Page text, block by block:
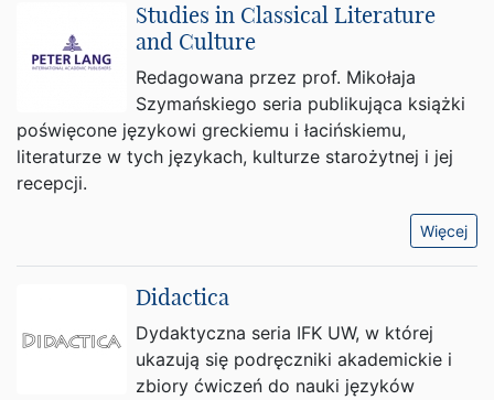
Studies in Classical Literature
and Culture
Redagowana przez prof. Mikołaja
Szymańskiego seria publikująca książki
poświęcone językowi greckiemu i łacińskiemu,
literaturze w tych językach, kulturze starożytnej i jej
recepcji.
Więcej
Didactica
Dydaktyczna seria IFK UW, w której
ukazują się podręczniki akademickie i
zbiory ćwiczeń do nauki języków